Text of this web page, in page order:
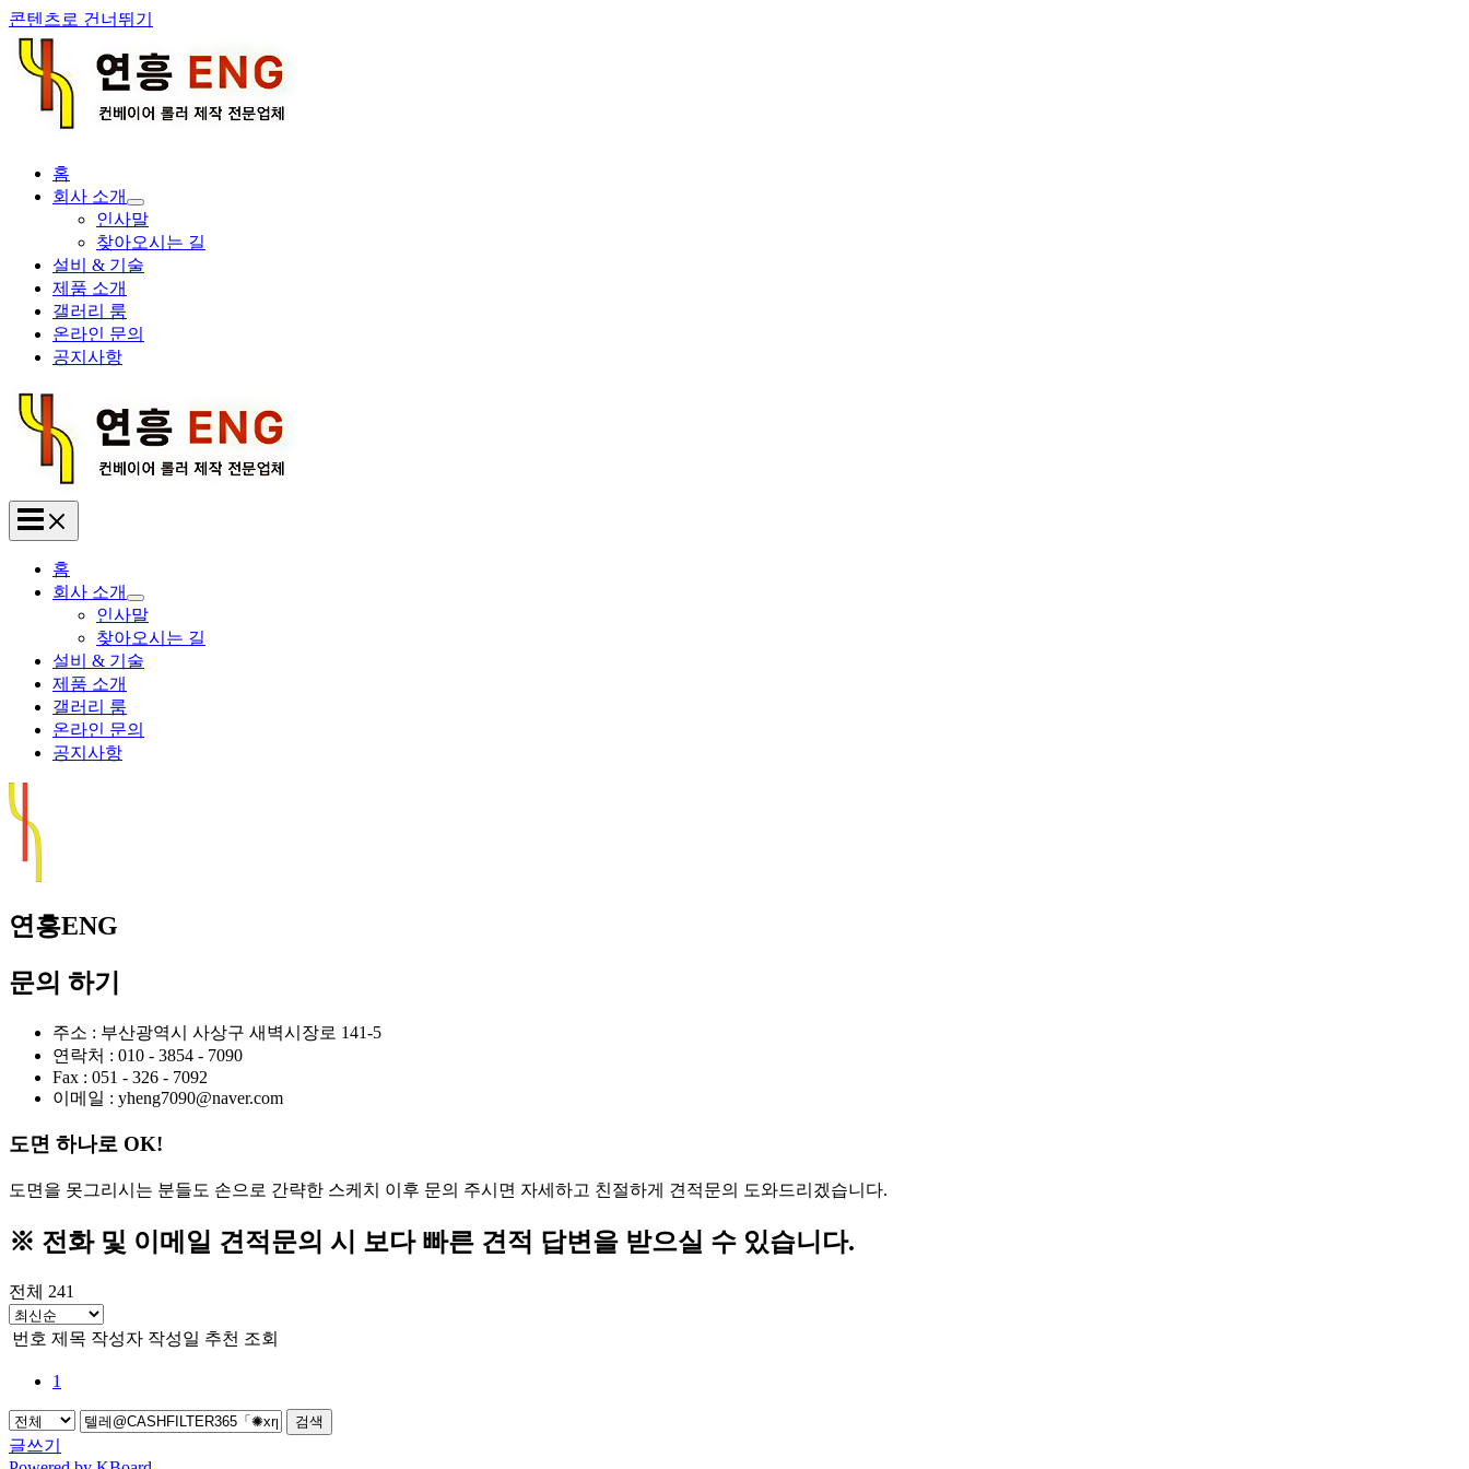
콘텐츠로 건너뛰기
홈
회사 소개
인사말
찾아오시는 길
설비 & 기술
제품 소개
갤러리 룸
온라인 문의
공지사항
홈
회사 소개
인사말
찾아오시는 길
설비 & 기술
제품 소개
갤러리 룸
온라인 문의
공지사항
연흥ENG
문의 하기
주소 : 부산광역시 사상구 새벽시장로 141-5
연락처 : 010 - 3854 - 7090
Fax : 051 - 326 - 7092
이메일 : yheng7090@naver.com
도면 하나로 OK!
도면을 못그리시는 분들도 손으로 간략한 스케치 이후 문의 주시면 자세하고 친절하게 견적문의 도와드리겠습니다.
※ 전화 및 이메일 견적문의 시 보다 빠른 견적 답변을 받으실 수 있습니다.
전체 241
번호 제목 작성자 작성일 추천 조회
1
검색
글쓰기